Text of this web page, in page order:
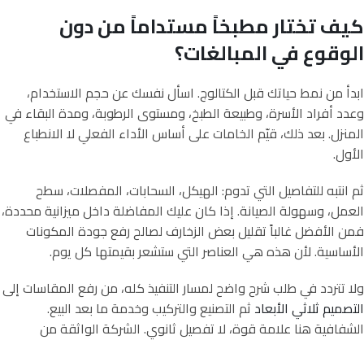
كيف تختار مطبخاً مستداماً من دون
الوقوع في المبالغات؟
ابدأ من نمط حياتك قبل الكتالوج. اسأل نفسك عن حجم الاستخدام،
وعدد أفراد الأسرة، وطبيعة الطبخ، ومستوى الرطوبة، ومدة البقاء في
المنزل. بعد ذلك، قيّم الخامات على أساس الأداء الفعلي لا الانطباع
الأول.
ثم انتبه للتفاصيل التي تدوم: الهيكل، السحابات، المفصلات، سطح
العمل، وسهولة الصيانة. إذا كان عليك المفاضلة داخل ميزانية محددة،
فمن الأفضل غالباً تقليل بعض الزخارف لصالح رفع جودة المكونات
الأساسية. لأن هذه هي العناصر التي ستشعر بقيمتها كل يوم.
ولا تتردد في طلب شرح واضح لمسار التنفيذ كله، من رفع المقاسات إلى
التصميم ثلاثي الأبعاد ثم التصنيع والتركيب وخدمة ما بعد البيع.
الشفافية هنا علامة قوة، لا تفصيل ثانوي. الشركة الواثقة من